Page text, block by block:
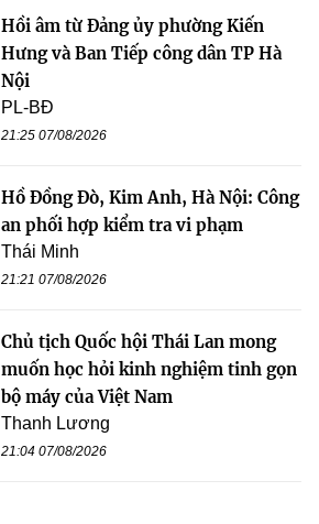
Hồi âm từ Đảng ủy phường Kiến
Hưng và Ban Tiếp công dân TP Hà
Nội
PL-BĐ
21:25 07/08/2026
Hồ Đồng Đò, Kim Anh, Hà Nội: Công
an phối hợp kiểm tra vi phạm
Thái Minh
21:21 07/08/2026
Chủ tịch Quốc hội Thái Lan mong
muốn học hỏi kinh nghiệm tinh gọn
bộ máy của Việt Nam
Thanh Lương
21:04 07/08/2026